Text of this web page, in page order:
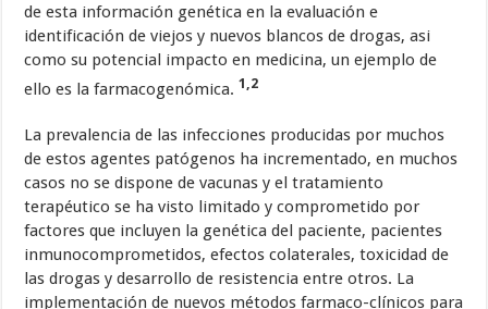
de esta información genética en la evaluación e
identificación de viejos y nuevos blancos de drogas, asi
como su potencial impacto en medicina, un ejemplo de
ello es la farmacogenómica. 1,2
La prevalencia de las infecciones producidas por muchos
de estos agentes patógenos ha incrementado, en muchos
casos no se dispone de vacunas y el tratamiento
terapéutico se ha visto limitado y comprometido por
factores que incluyen la genética del paciente, pacientes
inmunocomprometidos, efectos colaterales, toxicidad de
las drogas y desarrollo de resistencia entre otros. La
implementación de nuevos métodos farmaco-clínicos para